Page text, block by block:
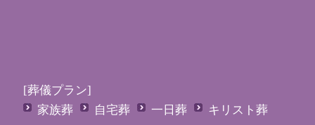
[葬儀プラン]
家族葬
自宅葬 一日葬
キリスト葬